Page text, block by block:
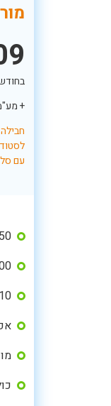
+
עם
50 קורסים
500
10 מדריכים